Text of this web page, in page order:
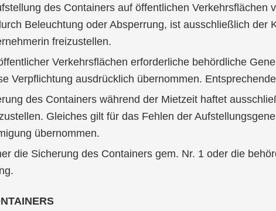
des Containers auf öffentlichen
Beleuchtung oder Absperrung, ist ausschließlich
freizustellen.
Verkehrsflächen erforderliche behördliche
Verpflichtung ausdrücklich übernommen.
des Containers während der Mietzeit haftet
Gleiches gilt für das Fehlen der
übernommen.
die Sicherung des Containers gem. Nr. 1 oder die